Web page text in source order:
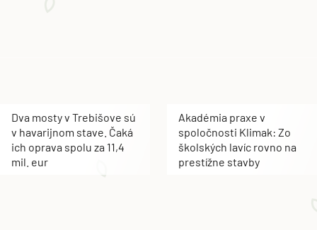
Dva mosty v Trebišove sú
v havarijnom stave. Čaká
ich oprava spolu za 11,4
mil. eur
Akadémia praxe v
spoločnosti Klimak: Zo
školských lavíc rovno na
prestížne stavby